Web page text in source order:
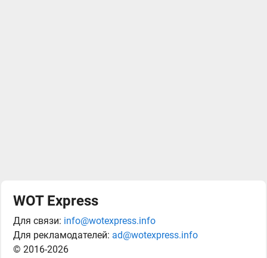
WOT Express
Для связи: info@wotexpress.info
Для рекламодателей: ad@wotexpress.info
© 2016-2026